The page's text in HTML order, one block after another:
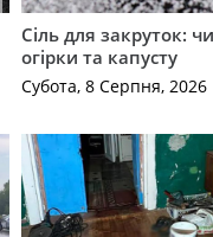
Сіль для закруток:
огірки та капусту
Субота, 8 Серпня, 2026